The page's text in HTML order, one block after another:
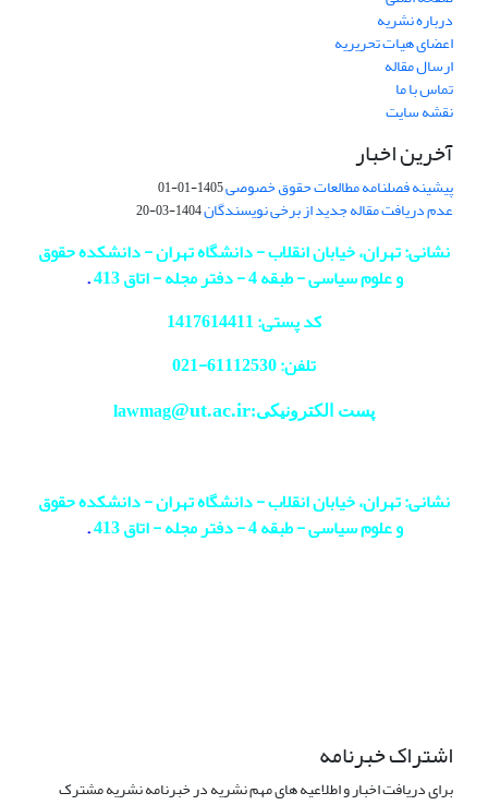
درباره نشریه
اعضای هیات تحریریه
ارسال مقاله
تماس با ما
نقشه سایت
آخرین اخبار
پیشینه فصلنامه مطالعات حقوق خصوصی1405-01-01
عدم دریافت مقاله جدید از برخی نویسندگان1404-03-20
نشانی: تهران، خیابان انقلاب - دانشگاه تهران - دانشکده حقوق
و علوم سیاسی - طبقه 4 - دفتر مجله - اتاق 413
.
کد پستی: 1417614411
تلفن: 61112530-
021
پست الکترونیکی:lawmag@ut.ac.ir
نشانی: تهران، خیابان انقلاب - دانشگاه تهران - دانشکده حقوق
و علوم سیاسی - طبقه 4 - دفتر مجله - اتاق 413
.
اشتراک خبرنامه
برای دریافت اخبار و اطلاعیه های مهم نشریه در خبرنامه نشریه مشترک